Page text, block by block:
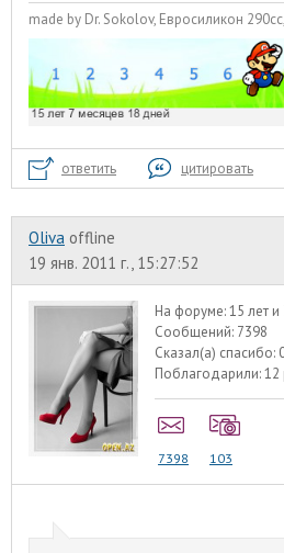
made by Dr. Sokolov, Евросиликон
ответить цитировать
Oliva offline
19 янв. 2011 г., 15:27:52
На форуме:15 лет и
Сообщений: 7398
Сказал(а) спасибо:
Поблагодарили:12
7398 103